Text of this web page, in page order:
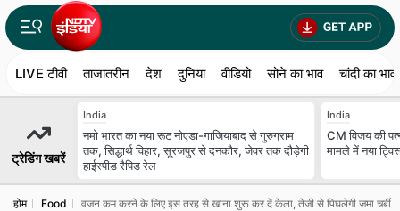
LIVE टीवी ताजातरीन देश दुनिया वीडियो सोने का भाव चांदी का भाव
ट्रेडिंग खबरें
India
नमो भारत का नया रूट नोएडा-गाजियाबाद से गुरुग्राम
तक, सिद्धार्थ विहार, सूरजपुर से दनकौर, जेवर तक दौड़ेगी
हाईस्पीड रैपिड रेल
India
CM विजय की
मामले में नया
होम Food वजन कम करने के लिए इस तरह से खाना शुरू कर दें केला, तेजी से पिघलेगी जमा चर्बी